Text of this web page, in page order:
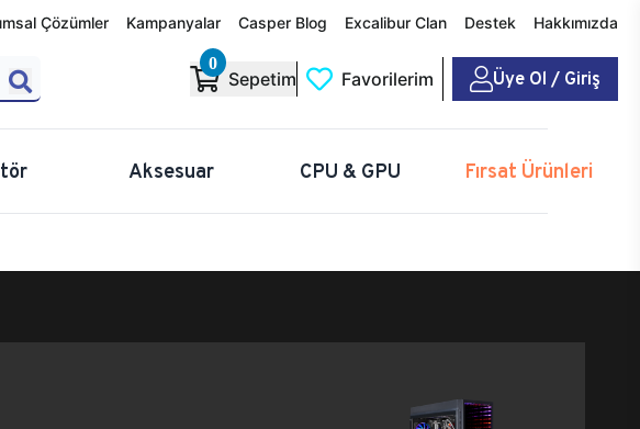
Çözümler Kampanyalar Casper Blog Excalibur Clan Destek Hakkımızda
0
Sepetim Favorilerim Üye Ol / Giriş
Aksesuar CPU & GPU Fırsat Ürünleri